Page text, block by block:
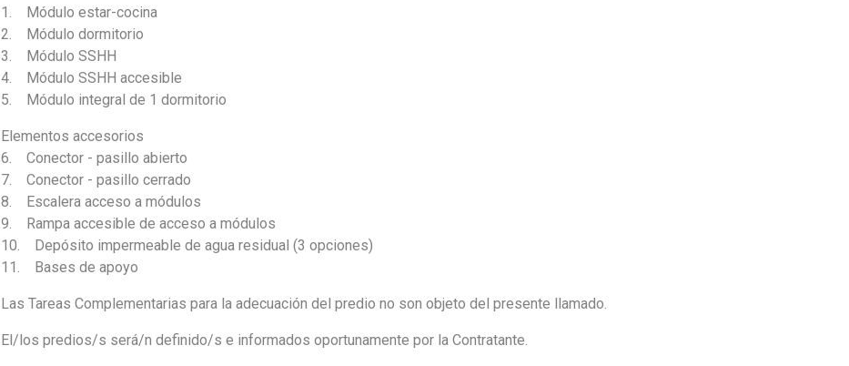
1. Módulo estar-cocina
2. Módulo dormitorio
3. Módulo SSHH
4. Módulo SSHH accesible
5. Módulo integral de 1 dormitorio
Elementos accesorios
6. Conector - pasillo abierto
7. Conector - pasillo cerrado
8. Escalera acceso a módulos
9. Rampa accesible de acceso a módulos
10. Depósito impermeable de agua residual (3 opciones)
11. Bases de apoyo
Las Tareas Complementarias para la adecuación del predio no son objeto del presente llamado.
El/los predios/s será/n definido/s e informados oportunamente por la Contratante.